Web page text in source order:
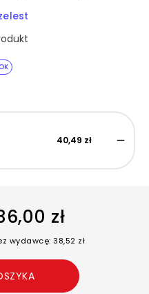
40,49 zł
zł
wydawcę: 38,52 zł